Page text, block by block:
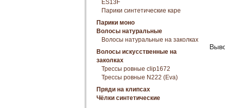
ES13F
Парики синтетические каре
Парики моно
Волосы натуральные
Волосы натуральные на заколках
Волосы искусственные на
заколках
Трессы ровные clip1672
Трессы ровные N222 (Eva)
Пряди на клипсах
Чёлки синтетические